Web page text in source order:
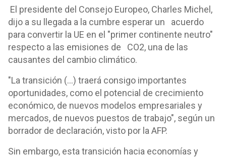
El presidente del Consejo Europeo, Charles Michel,
dijo a su llegada a la cumbre esperar un acuerdo
para convertir la UE en el "primer continente neutro"
respecto a las emisiones de CO2, una de las
causantes del cambio climático.
"La transición (...) traerá consigo importantes
oportunidades, como el potencial de crecimiento
económico, de nuevos modelos empresariales y
mercados, de nuevos puestos de trabajo", según un
borrador de declaración, visto por la AFP.
Sin embargo, esta transición hacia economías y